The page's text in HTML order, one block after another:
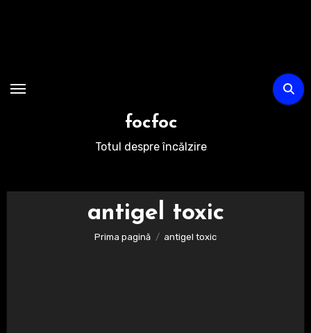
focfoc
Totul despre încălzire
antigel toxic
Prima pagină antigel toxic